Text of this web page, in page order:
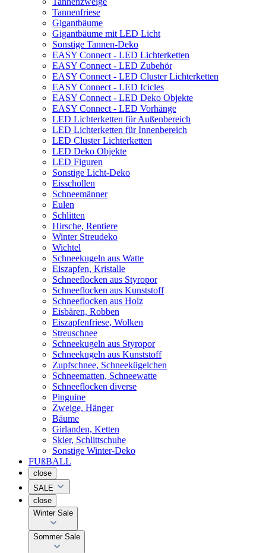
Tannenfriese
Gigantbäume
Gigantbäume mit LED Licht
Sonstige Tannen-Deko
EASY Connect - LED Lichterketten
EASY Connect - LED Zubehör
EASY Connect - LED Cluster Lichterketten
EASY Connect - LED Icicles
EASY Connect - LED Deko Objekte
EASY Connect - LED Vorhänge
LED Lichterketten für Außenbereich
LED Lichterketten für Innenbereich
LED Cluster Lichterketten
LED Deko Objekte
LED Figuren
Sonstige Licht-Deko
Eisschollen
Schneemänner
Eulen
Schlitten
Hirsche, Rentiere
Winter Streudeko
Wichtel
Schneekugeln aus Watte
Eiszapfen, Kristalle
Schneeflocken aus Styropor
Schneeflocken aus Kunststoff
Schneeflocken aus Holz
Eisbären, Robben
Eiszapfenfriese, Wolken
Streuschnee
Schneekugeln aus Styropor
Schneekugeln aus Kunststoff
Zupfschnee, Schneekügelchen
Schneematten, Schneewatte
Schneeflocken diverse
Pinguine
Zweige, Hänger
Bäume
Girlanden, Ketten
Skier, Schlittschuhe
Sonstige Winter-Deko
FUßBALL
close
SALE
close
Winter Sale
Sommer Sale